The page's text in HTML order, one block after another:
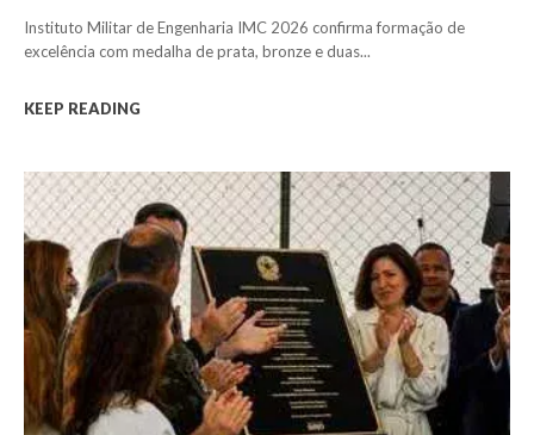
Instituto Militar de Engenharia IMC 2026 confirma formação de
excelência com medalha de prata, bronze e duas...
KEEP READING